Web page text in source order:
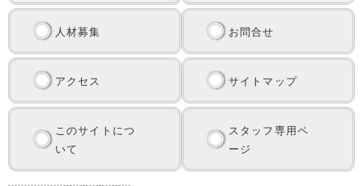
人材募集 お問合せ
アクセス サイトマップ
このサイトにつ
いて
スタッフ専用ペ
ージ